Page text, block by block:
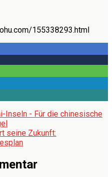
155338293.html
Inseln - Für die chinesische
seine Zukunft: